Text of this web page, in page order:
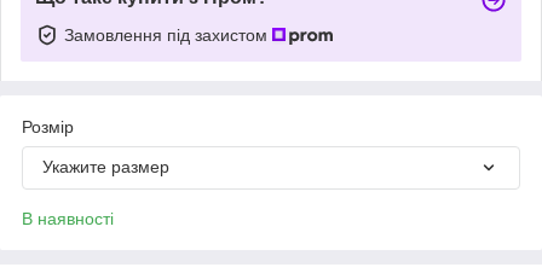
Замовлення під захистом
Розмір
Укажите размер
В наявності